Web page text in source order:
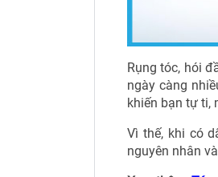
Rụng tóc, hói
ngày càng
khiến bạn tự ti,
Vì thế, khi có
nguyên nhân